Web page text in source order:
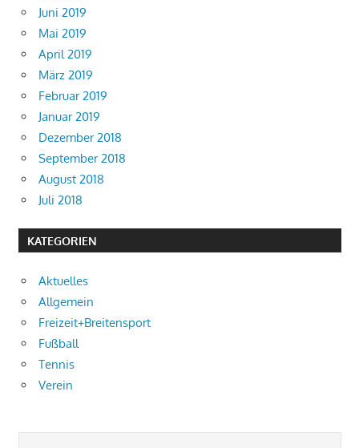
Juni 2019
Mai 2019
April 2019
März 2019
Februar 2019
Januar 2019
Dezember 2018
September 2018
August 2018
Juli 2018
KATEGORIEN
Aktuelles
Allgemein
Freizeit+Breitensport
Fußball
Tennis
Verein